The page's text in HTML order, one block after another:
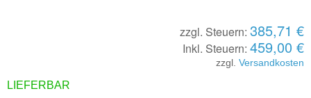
zzgl. Steuern: 385,71 €
Inkl. Steuern: 459,00 €
zzgl. Versandkosten
LIEFERBAR